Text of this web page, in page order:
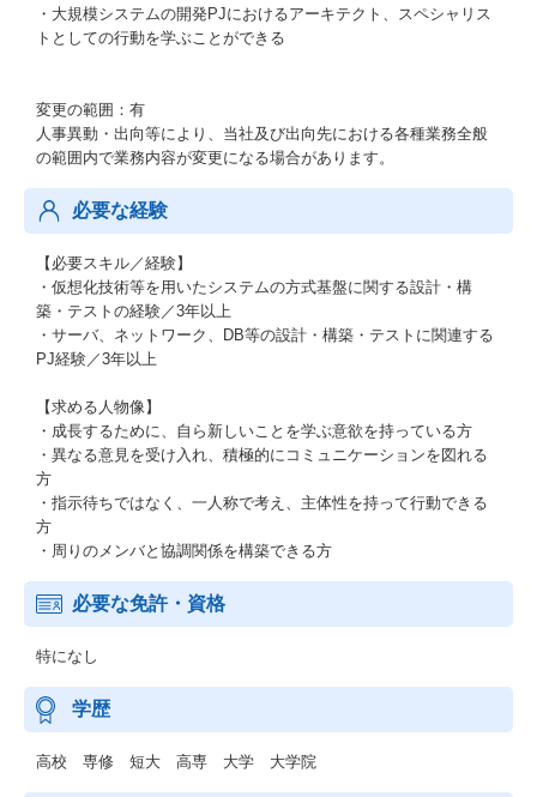
・大規模システムの開発PJにおけるアーキテクト、スペシャリス
トとしての行動を学ぶことができる
変更の範囲：有
人事異動・出向等により、当社及び出向先における各種業務全般
の範囲内で業務内容が変更になる場合があります。
必要な経験
【必要スキル／経験】
・仮想化技術等を用いたシステムの方式基盤に関する設計・構
築・テストの経験／3年以上
・サーバ、ネットワーク、DB等の設計・構築・テストに関連する
PJ経験／3年以上
【求める人物像】
・成長するために、自ら新しいことを学ぶ意欲を持っている方
・異なる意見を受け入れ、積極的にコミュニケーションを図れる
方
・指示待ちではなく、一人称で考え、主体性を持って行動できる
方
・周りのメンバと協調関係を構築できる方
必要な免許・資格
特になし
学歴
高校 専修 短大 高専 大学 大学院